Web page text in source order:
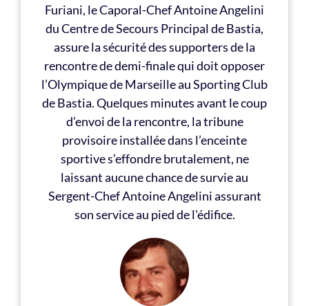
Furiani, le Caporal-Chef Antoine Angelini
du Centre de Secours Principal de Bastia,
assure la sécurité des supporters de la
rencontre de demi-finale qui doit opposer
l’Olympique de Marseille au Sporting Club
de Bastia. Quelques minutes avant le coup
d’envoi de la rencontre, la tribune
provisoire installée dans l’enceinte
sportive s’effondre brutalement, ne
laissant aucune chance de survie au
Sergent-Chef Antoine Angelini assurant
son service au pied de l'édifice.